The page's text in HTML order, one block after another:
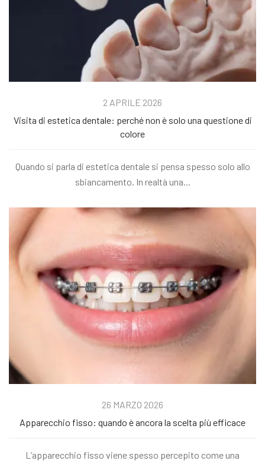
2 APRILE 2026
Visita di estetica dentale: perché non è solo una questione di
colore
Quando si parla di estetica dentale si pensa spesso solo allo
sbiancamento. In realtà una...
26 MARZO 2026
Apparecchio fisso: quando è ancora la scelta più efficace
L’apparecchio fisso viene spesso percepito come una